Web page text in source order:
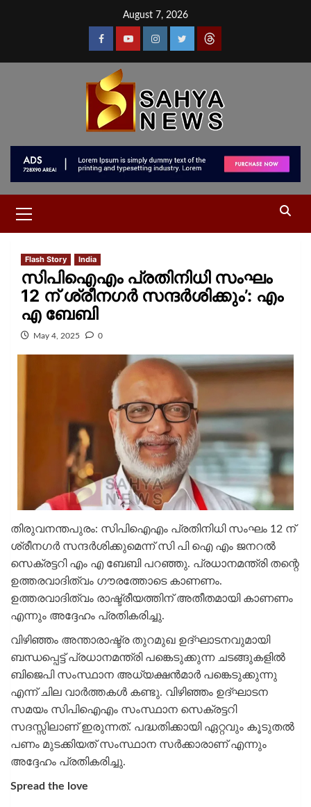
August 7, 2026
Flash Story India
സിപിഐഎം പ്രതിനിധി സംഘം
12 ന് ശ്രീനഗർ സന്ദർശിക്കും’: എം
എ ബേബി
May 4, 2025 0
തിരുവനന്തപുരം: സിപിഐഎം പ്രതിനിധി സംഘം 12 ന്
ശ്രീനഗർ സന്ദർശിക്കുമെന്ന് സി പി ഐ എം ജനറൽ
സെക്രട്ടറി എം എ ബേബി പറഞ്ഞു. പ്രധാനമന്ത്രി തന്റെ
ഉത്തരവാദിത്വം ഗൗരത്തോടെ കാണണം.
ഉത്തരവാദിത്വം രാഷ്ട്രീയത്തിന് അതീതമായി കാണണം
എന്നും അദ്ദേഹം പ്രതികരിച്ചു.
വിഴിഞ്ഞം അന്താരാഷ്ട്ര തുറമുഖ ഉദ്‌ഘാടനവുമായി
ബന്ധപ്പെട്ട് പ്രധാനമന്ത്രി പങ്കെടുക്കുന്ന ചടങ്ങുകളിൽ
ബിജെപി സംസ്ഥാന അധ്യക്ഷൻമാർ പങ്കെടുക്കുന്നു
എന്ന് ചില വാർത്തകൾ കണ്ടു. വിഴിഞ്ഞം ഉദ്‌ഘാടന
സമയം സിപിഐഎം സംസ്ഥാന സെക്രട്ടറി
സദസ്സിലാണ് ഇരുന്നത്. പദ്ധതിക്കായി ഏറ്റവും കൂടുതൽ
പണം മുടക്കിയത് സംസ്ഥാന സർക്കാരാണ് എന്നും
അദ്ദേഹം പ്രതികരിച്ചു.
Spread the love